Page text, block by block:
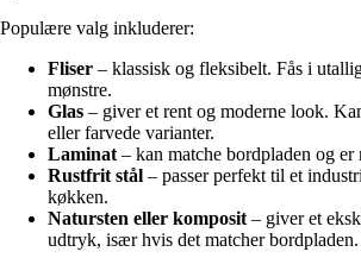
Populære valg inkluderer:
Fliser – klassisk og fleksibelt. Fås i
mønstre.
Glas – giver et rent og moderne look.
eller farvede varianter.
Laminat – kan matche bordpladen og er
Rustfrit stål – passer perfekt til et
køkken.
Natursten eller komposit – giver et
udtryk, især hvis det matcher bordpladen.